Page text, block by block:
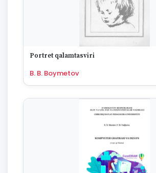
Portret qalamtasviri
B. B. Boymetov